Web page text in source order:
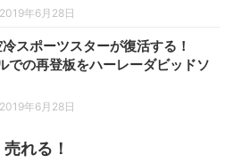
2019年6月28日
冷スポーツスターが復活する！
での再登板をハーレーダビッドソ
2019年6月28日
れる！